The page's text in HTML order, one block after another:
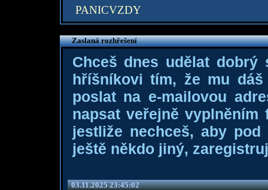
PANICVZDY
Zaslaná rozhřešení
Chceš dnes udělat dobrý
hříšníkovi tím, že mu
poslat na e-mailovou
napsat veřejně
jestliže nechceš, aby
ještě někdo jiný,
03.11.2025 23:45:02